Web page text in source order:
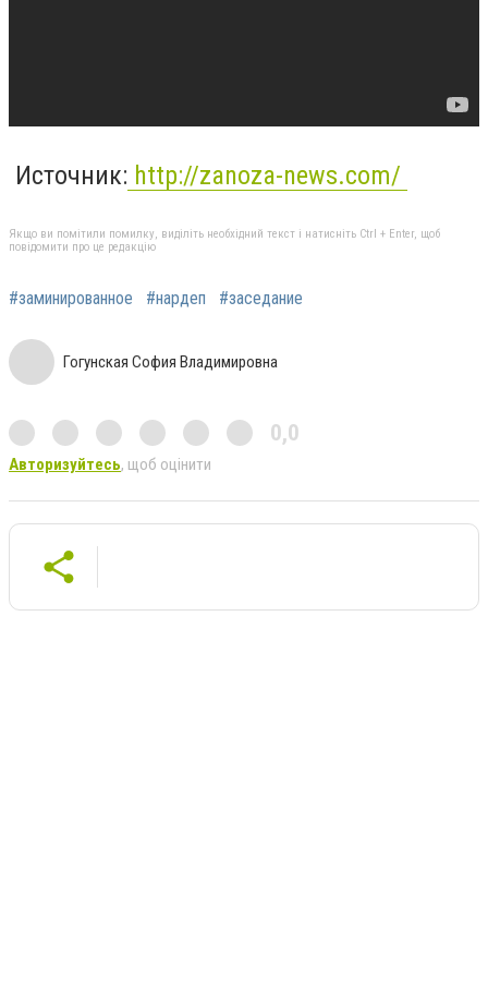
Источник: http://zanoza-news.com/
Якщо ви помітили помилку, виділіть необхідний текст і натисніть Ctrl + Enter, щоб
повідомити про це редакцію
#заминированное #нардеп #заседание
Гогунская София Владимировна
0,0
Авторизуйтесь, щоб оцінити